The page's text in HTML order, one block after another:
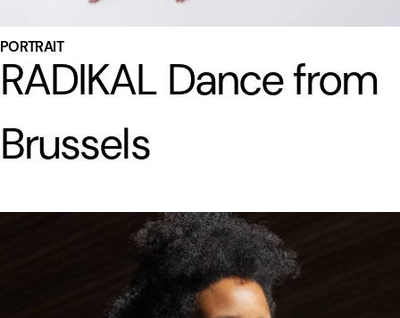
PORTRAIT
RADIKAL Dance from
Brussels